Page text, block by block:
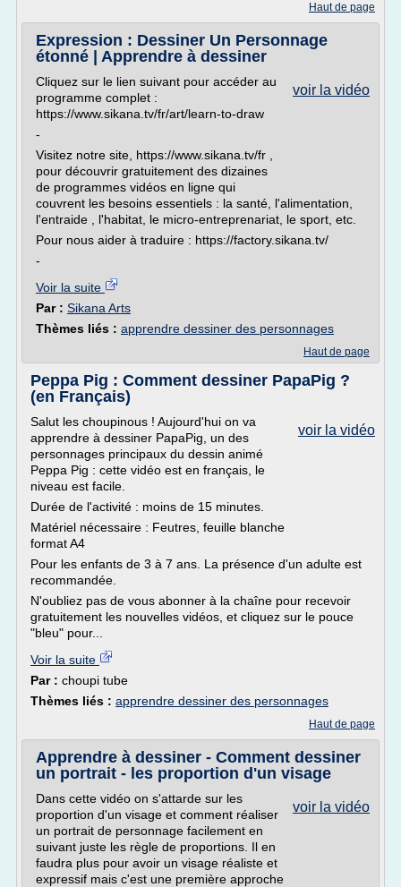
Haut de page
Expression : Dessiner Un Personnage
étonné | Apprendre à dessiner
voir la vidéo
Cliquez sur le lien suivant pour accéder au
programme complet :
https://www.sikana.tv/fr/art/learn-to-draw
-
Visitez notre site, https://www.sikana.tv/fr ,
pour découvrir gratuitement des dizaines
de programmes vidéos en ligne qui
couvrent les besoins essentiels : la santé, l'alimentation,
l'entraide , l'habitat, le micro-entreprenariat, le sport, etc.
Pour nous aider à traduire : https://factory.sikana.tv/
-
Voir la suite
Par : Sikana Arts
Thèmes liés : apprendre dessiner des personnages
Haut de page
Peppa Pig : Comment dessiner PapaPig ?
(en Français)
voir la vidéo
Salut les choupinous ! Aujourd'hui on va
apprendre à dessiner PapaPig, un des
personnages principaux du dessin animé
Peppa Pig : cette vidéo est en français, le
niveau est facile.
Durée de l'activité : moins de 15 minutes.
Matériel nécessaire : Feutres, feuille blanche
format A4
Pour les enfants de 3 à 7 ans. La présence d'un adulte est
recommandée.
N'oubliez pas de vous abonner à la chaîne pour recevoir
gratuitement les nouvelles vidéos, et cliquez sur le pouce
"bleu" pour...
Voir la suite
Par : choupi tube
Thèmes liés : apprendre dessiner des personnages
Haut de page
Apprendre à dessiner - Comment dessiner
un portrait - les proportion d'un visage
voir la vidéo
Dans cette vidéo on s'attarde sur les
proportion d'un visage et comment réaliser
un portrait de personnage facilement en
suivant juste les règle de proportions. Il en
faudra plus pour avoir un visage réaliste et
expressif mais c'est une première approche